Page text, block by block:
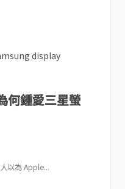
何鍾愛三星螢
以為 Apple...